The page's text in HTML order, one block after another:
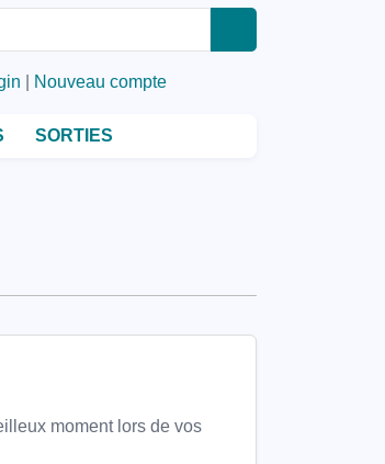
Nouveau compte
SORTIES
moment lors de vos